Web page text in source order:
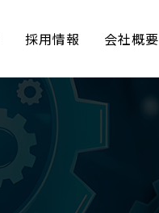
採用情報 会社概要